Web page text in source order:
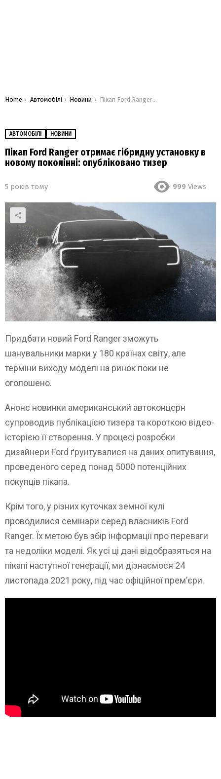
You are here:
Home Автомобілі Новини Пікап Ford Ranger отримає гібридну установку в новому поколінні: опубліковано тизер
АВТОМОБІЛІ НОВИНИ
Пікап Ford Ranger отримає гібридну установку в
новому поколінні: опубліковано тизер
5 років тому 999 Views
Придбати новий Ford Ranger зможуть
шанувальники марки у 180 країнах світу, але
терміни виходу моделі на ринок поки не
оголошено.
Анонс новинки американський автоконцерн
супроводив публікацією тизера та короткою відео-
історією її створення. У процесі розробки
дизайнери Ford ґрунтувалися на даних опитування,
проведеного серед понад 5000 потенційних
покупців пікапа.
Крім того, у різних куточках земної кулі
проводилися семінари серед власників Ford
Ranger. Їх метою був збір інформації про переваги
та недоліки моделі. Як усі ці дані відобразяться на
пікапі наступної генерації, ми дізнаємося 24
листопада 2021 року, під час офіційної прем’єри.